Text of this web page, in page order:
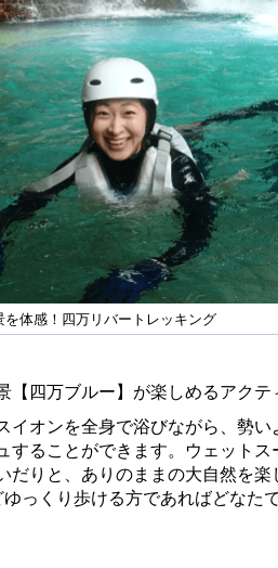
を体感！四万リバートレッキング
【四万ブルー】が楽しめるアクテ
イオンを全身で浴びながら、勢
することができます。ウェット
だりと、ありのままの大自然を
っくり歩ける方であればどなた